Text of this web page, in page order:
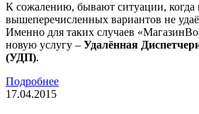
К сожалению, бывают ситуации, когда
вышеперечисленных вариантов не
Именно для таких случаев
новую услугу – Удалённая
(УДП).
Подробнее
17.04.2015